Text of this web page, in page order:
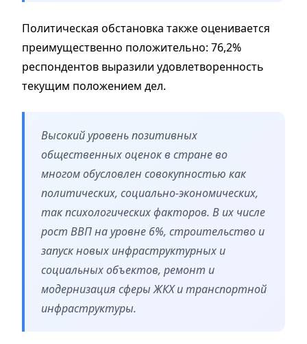
Политическая обстановка также оценивается
преимущественно положительно: 76,2%
респондентов выразили удовлетворенность
текущим положением дел.
Высокий уровень позитивных
общественных оценок в стране во
многом обусловлен совокупностью как
политических, социально-экономических,
так психологических факторов. В их числе
рост ВВП на уровне 6%, строительство и
запуск новых инфраструктурных и
социальных объектов, ремонт и
модернизация сферы ЖКХ и транспортной
инфраструктуры.